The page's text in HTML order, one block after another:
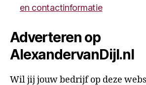
en contactinformatie
Adverteren op
AlexandervanDijl.nl
Wil jij jouw bedrijf op deze